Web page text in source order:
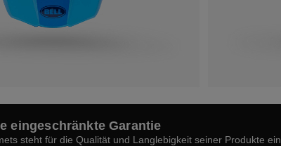
eingeschränkte Garantie
steht für die Qualität und Langlebigkeit seiner Produkte ein.